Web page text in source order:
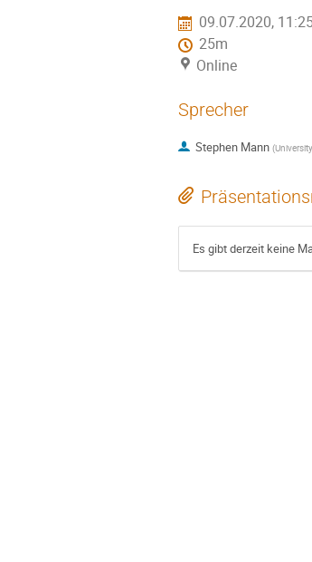
09.07.2020,
25m
Online
Sprecher
Stephen Mann (
Es gibt derzeit keine